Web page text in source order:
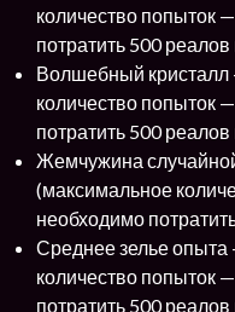
количество попыток
потратить 500
Волшебный
количество попыток
потратить 500
Жемчужина
(максимальное
необходимо
Среднее зелье
количество попыток
потратить 500